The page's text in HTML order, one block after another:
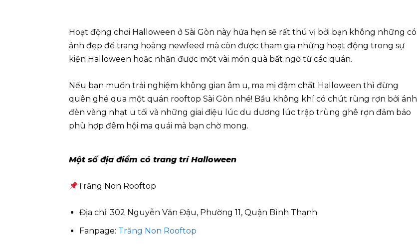
Hoạt động chơi Halloween ở Sài Gòn này hứa hẹn sẽ rất thú vị bởi bạn không những có
ảnh đẹp để trang hoàng newfeed mà còn được tham gia những hoạt động trong sự
kiện Halloween hoặc nhận được một vài món quà bất ngờ từ các quán.
Nếu bạn muốn trải nghiệm không gian âm u, ma mị đậm chất Halloween thì đừng
quên ghé qua một quán rooftop Sài Gòn nhé! Bầu không khí có chút rùng rợn bởi ánh
đèn vàng nhạt u tối và những giai điệu lúc du dương lúc trập trùng ghê rợn đảm bảo
phù hợp đêm hội ma quái mà bạn chờ mong.
Một số địa điểm có trang trí Halloween
Trăng Non Rooftop
Địa chỉ: 302 Nguyễn Văn Đậu, Phường 11, Quận Bình Thạnh
Fanpage: Trăng Non Rooftop